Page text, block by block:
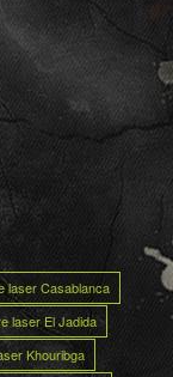
laser Casablanca
laser El Jadida
Khouribga